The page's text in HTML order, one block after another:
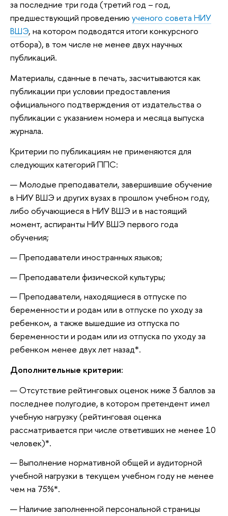
за последние три года (третий год – год,
предшествующий проведению ученого совета НИУ
ВШЭ, на котором подводятся итоги конкурсного
отбора), в том числе не менее двух научных
публикаций.
Материалы, сданные в печать, засчитываются как
публикации при условии предоставления
официального подтверждения от издательства о
публикации с указанием номера и месяца выпуска
журнала.
Критерии по публикациям не применяются для
следующих категорий ППС:
Молодые преподаватели, завершившие обучение
в НИУ ВШЭ и других вузах в прошлом учебном году,
либо обучающиеся в НИУ ВШЭ и в настоящий
момент, аспиранты НИУ ВШЭ первого года
обучения;
Преподаватели иностранных языков;
Преподаватели физической культуры;
Преподаватели, находящиеся в отпуске по
беременности и родам или в отпуске по уходу за
ребенком, а также вышедшие из отпуска по
беременности и родам или из отпуска по уходу за
ребенком менее двух лет назад*.
Дополнительные критерии:
Отсутствие рейтинговых оценок ниже 3 баллов за
последнее полугодие, в котором претендент имел
учебную нагрузку (рейтинговая оценка
рассматривается при числе ответивших не менее 10
человек)*.
Выполнение нормативной общей и аудиторной
учебной нагрузки в текущем учебном году не менее
чем на 75%*.
Наличие заполненной персональной страницы